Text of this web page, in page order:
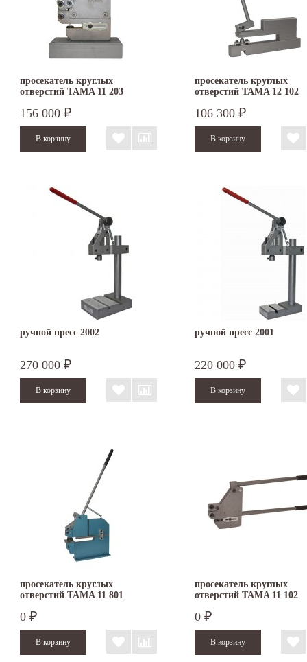
просекатель круглых
отверстий TAMA 11 203
156 000 ₽
просекатель круглых
отверстий TAMA 12 102
106 300 ₽
ручной пресс 2002
270 000 ₽
ручной пресс 2001
220 000 ₽
просекатель круглых
отверстий TAMA 11 801
0 ₽
просекатель круглых
отверстий TAMA 11 102
0 ₽